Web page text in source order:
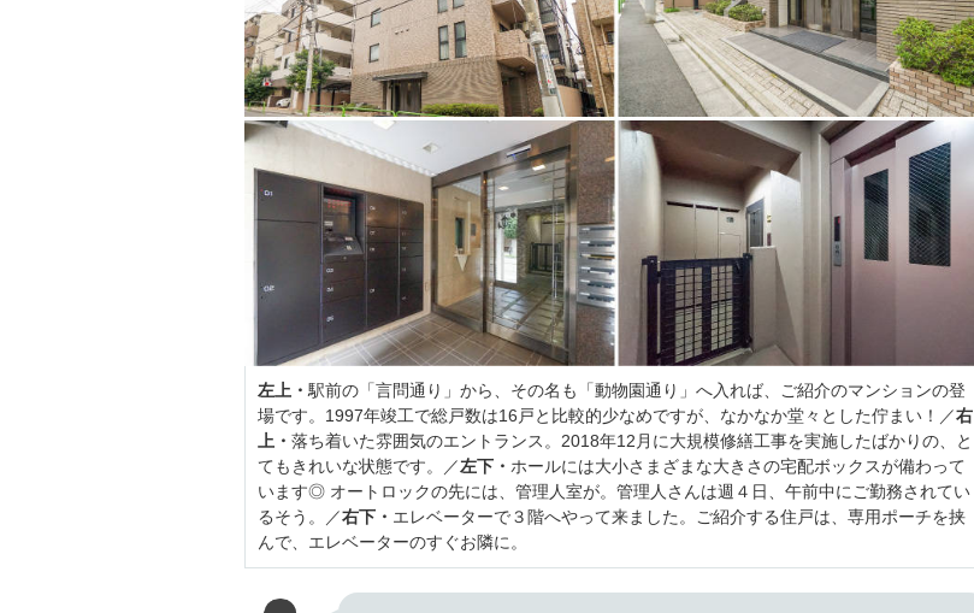
左上・ 駅前の「言問通り」から、その名も「動物園通り」へ入れば、ご紹介のマンションの登
場です。1997年竣工で総戸数は16戸と比較的少なめですが、なかなか堂々とした佇まい！／右
上・ 落ち着いた雰囲気のエントランス。2018年12月に大規模修繕工事を実施したばかりの、と
てもきれいな状態です。／左下・ ホールには大小さまざまな大きさの宅配ボックスが備わって
います◎ オートロックの先には、管理人室が。管理人さんは週４日、午前中にご勤務されてい
るそう。／右下・ エレベーターで３階へやって来ました。ご紹介する住戸は、専用ポーチを挟
んで、エレベーターのすぐお隣に。